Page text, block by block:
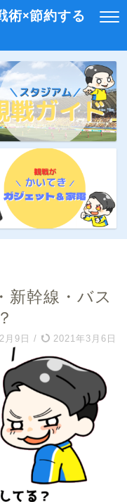
術×節約する
新幹線・バス
月9日 / 2021年3月6日